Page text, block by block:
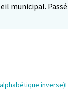
municipal.
inverse)